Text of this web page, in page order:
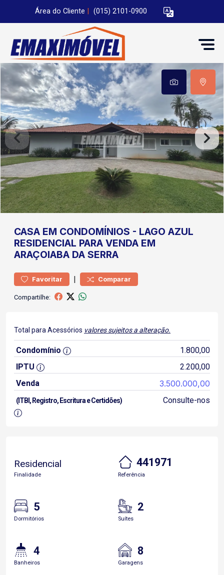
Área do Cliente (015) 2101-0900
CASA EM CONDOMÍNIOS - LAGO AZUL
RESIDENCIAL PARA VENDA EM
ARAÇOIABA DA SERRA
Favoritar | Comparar
Compartilhe:
Total para Acessórios valores sujeitos a alteração.
Condomínio
1.800,00
IPTU
2.200,00
Venda
3.500.000,00
(ITBI, Registro, Escritura e Certidões) Consulte-nos
Residencial
Finalidade
441971
Referência
5
Dormitórios
2
Suítes
4
Banheiros
8
Garagens